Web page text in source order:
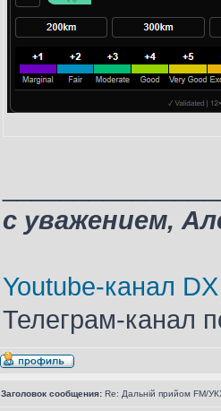
с уважением,
Youtube-канал
Телеграм-канал
Заголовок сообщения: Re: Дальній прийом FM/